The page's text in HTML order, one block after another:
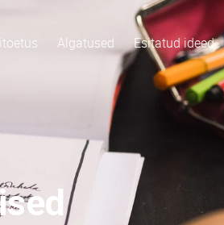
Algatused Esitatud ideed